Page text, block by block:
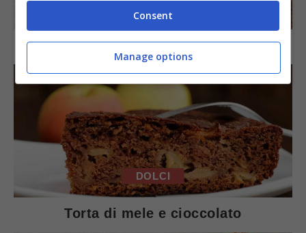
Arista di maiale al latte
DOLCI
Torta di mele e cioccolato
Consent
Manage options